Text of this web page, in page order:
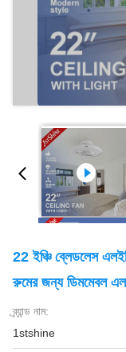
22 ইঞ্চি ব্লেডলেস
রুমের জন্য ডিমমেবল
ব্র্যান্ড নাম:
1stshine